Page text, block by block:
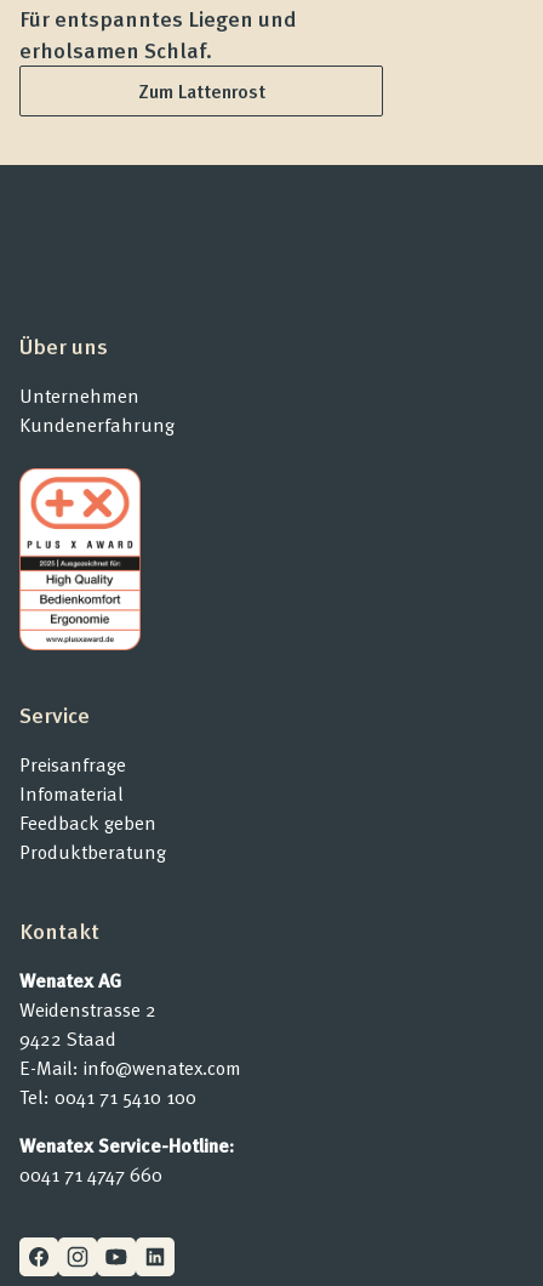
Für entspanntes Liegen und
erholsamen Schlaf.
Zum Lattenrost
Über uns
Unternehmen
Kundenerfahrung
Service
Preisanfrage
Infomaterial
Feedback geben
Produktberatung
Kontakt
Wenatex AG
Weidenstrasse 2
9422 Staad
E-Mail: info@wenatex.com
Tel: 0041 71 5410 100
Wenatex Service-Hotline:
0041 71 4747 660